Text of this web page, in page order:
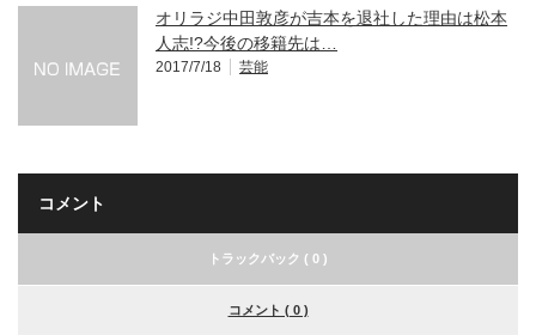
オリラジ中田敦彦が吉本を退社した理由は松本
人志!?今後の移籍先は…
2017/7/18 芸能
コメント
トラックバック ( 0 )
コメント ( 0 )